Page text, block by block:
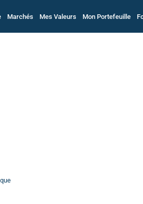
Marchés Mes Valeurs Mon Portefeuille